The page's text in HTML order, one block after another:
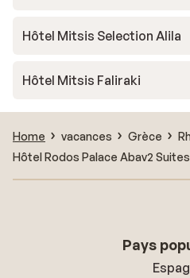
Hôtel Mitsis Selection Alila
Hôtel Mitsis Faliraki
Home vacances Grèce
Hôtel Rodos Palace Abav2
Pays